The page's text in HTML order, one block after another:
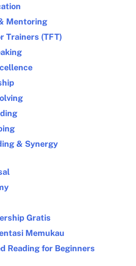
Mentoring
Trainers (TFT)
& Synergy
Gratis
Memukau
Reading for Beginners